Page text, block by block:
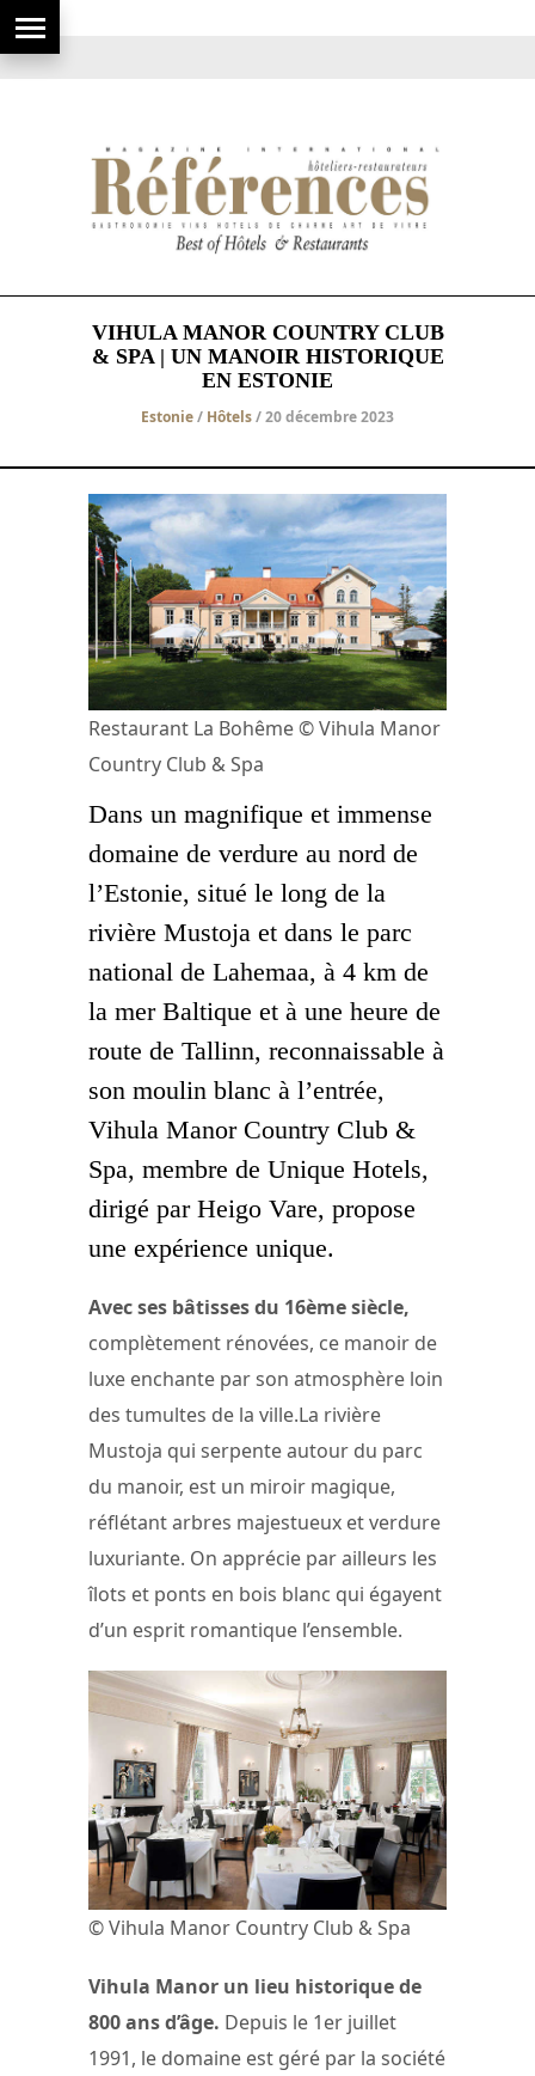
VIHULA MANOR COUNTRY CLUB
& SPA | UN MANOIR HISTORIQUE
EN ESTONIE
Estonie/ Hôtels/ 20 décembre 2023
Restaurant La Bohême © Vihula Manor
Country Club & Spa
Dans un magnifique et immense
domaine de verdure au nord de
l’Estonie, situé le long de la
rivière Mustoja et dans le parc
national de Lahemaa, à 4 km de
la mer Baltique et à une heure de
route de Tallinn, reconnaissable à
son moulin blanc à l’entrée,
Vihula Manor Country Club &
Spa, membre de Unique Hotels,
dirigé par Heigo Vare, propose
une expérience unique.
Avec ses bâtisses du 16ème siècle,
complètement rénovées, ce manoir de
luxe enchante par son atmosphère loin
des tumultes de la ville.La rivière
Mustoja qui serpente autour du parc
du manoir, est un miroir magique,
réflétant arbres majestueux et verdure
luxuriante. On apprécie par ailleurs les
îlots et ponts en bois blanc qui égayent
d’un esprit romantique l’ensemble.
© Vihula Manor Country Club & Spa
Vihula Manor un lieu historique de
800 ans d’âge. Depuis le 1er juillet
1991, le domaine est géré par la société